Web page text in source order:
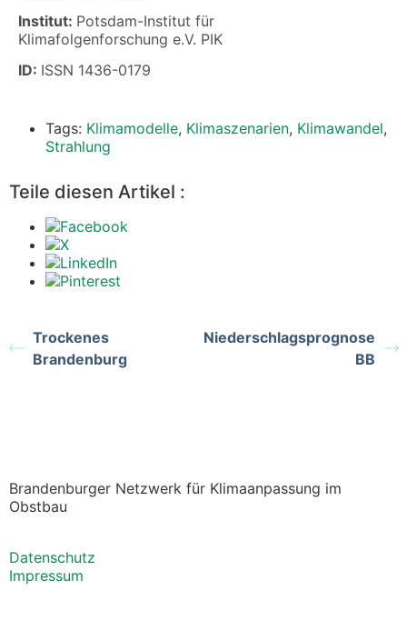
Institut: Potsdam-Institut für
Klimafolgenforschung e.V. PIK
ID: ISSN 1436-0179
Tags: Klimamodelle, Klimaszenarien, Klimawandel,
Strahlung
Teile diesen Artikel :
Trockenes
Brandenburg
Niederschlagsprognose
BB
Brandenburger Netzwerk für Klimaanpassung im
Obstbau
Datenschutz
Impressum